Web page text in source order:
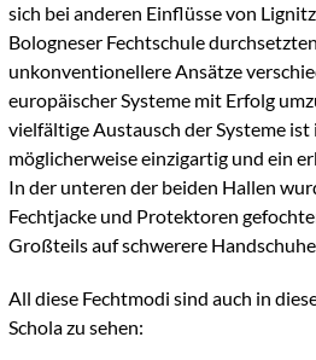
sich bei anderen Einflüsse von
Bologneser Fechtschule
unkonventionellere Ansätze
europäischer Systeme mit Erfolg
vielfältige Austausch der Systeme
möglicherweise einzigartig und ein
In der unteren der beiden Hallen
Fechtjacke und Protektoren
Großteils auf schwerere
All diese Fechtmodi sind auch in
Schola zu sehen: